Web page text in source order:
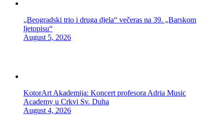
„Beogradski trio i druga djela“ večeras na 39. „Barskom
ljetopisu“
August 5, 2026
KotorArt Akademija: Koncert profesora Adria Music
Academy u Crkvi Sv. Duha
August 4, 2026